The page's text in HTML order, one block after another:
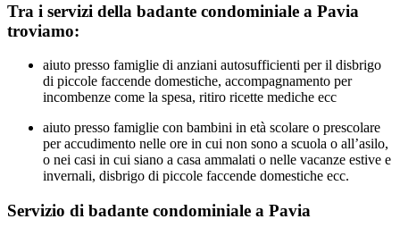
Tra i servizi della badante condominiale a Pavia
troviamo:
aiuto presso famiglie di anziani autosufficienti per il disbrigo
di piccole faccende domestiche, accompagnamento per
incombenze come la spesa, ritiro ricette mediche ecc
aiuto presso famiglie con bambini in età scolare o prescolare
per accudimento nelle ore in cui non sono a scuola o all’asilo,
o nei casi in cui siano a casa ammalati o nelle vacanze estive e
invernali, disbrigo di piccole faccende domestiche ecc.
Servizio di badante condominiale a Pavia